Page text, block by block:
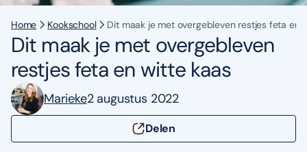
Home Kookschool Dit maak je met overgebleven restjes feta en
Dit maak je met overgebleven
restjes feta en witte kaas
Marieke2 augustus 2022
Delen